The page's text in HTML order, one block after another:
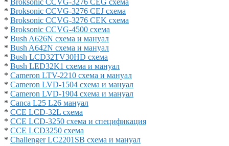
* Broksonic CCVG-3276 CEG схема
* Broksonic CCVG-3276 CEJ схема
* Broksonic CCVG-3276 CEK схема
* Broksonic CCVG-4500 схема
* Bush A626N схема и мануал
* Bush A642N схема и мануал
* Bush LCD32TV30HD схема
* Bush LED32K1 схема и мануал
* Cameron LTV-2210 схема и мануал
* Cameron LVD-1504 схема и мануал
* Cameron LVD-1904 схема и мануал
* Canca L25 L26 мануал
* CCE LCD-32L схема
* CCE LCD-3250 схема и спецификация
* CCE LCD3250 схема
* Challenger LC2201SB схема и мануал